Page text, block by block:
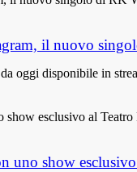
il nuovo
oggi disponibile in
uno show